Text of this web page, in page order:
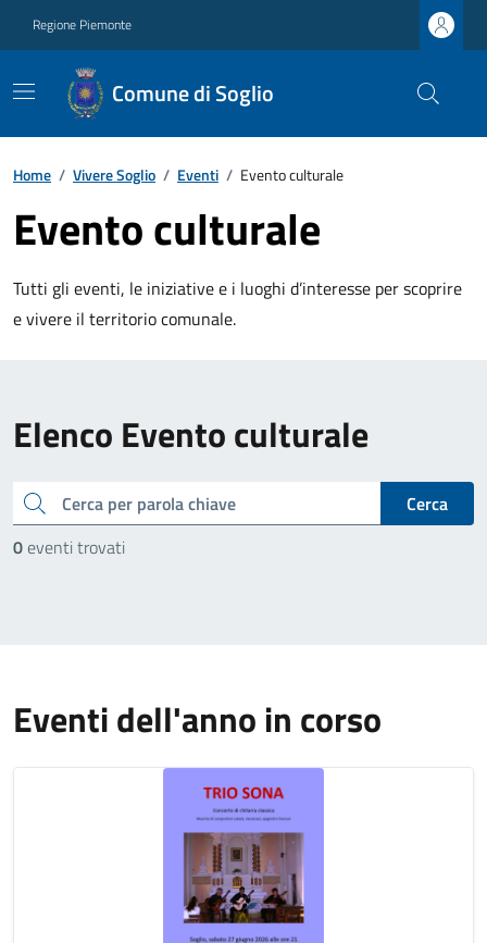
Regione Piemonte
Comune di Soglio
Home / Vivere Soglio / Eventi / Evento culturale
Evento culturale
Tutti gli eventi, le iniziative e i luoghi d’interesse per scoprire
e vivere il territorio comunale.
Elenco Evento culturale
cerca
Cerca
0eventi trovati
Eventi dell'anno in corso